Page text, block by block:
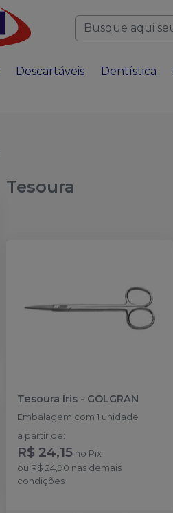
Descartáveis Dentística
Tesoura
Tesoura Iris - GOLGRAN
Embalagem com 1 unidade
a partir de:
R$ 24,15 no Pix
ou R$ 24,90 nas demais
condições